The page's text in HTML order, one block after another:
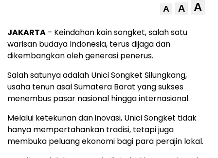
A A A
JAKARTA– Keindahan kain songket, salah satu
warisan budaya Indonesia, terus dijaga dan
dikembangkan oleh generasi penerus.
Salah satunya adalah Unici Songket Silungkang,
usaha tenun asal Sumatera Barat yang sukses
menembus pasar nasional hingga internasional.
Melalui ketekunan dan inovasi, Unici Songket tidak
hanya mempertahankan tradisi, tetapi juga
membuka peluang ekonomi bagi para perajin lokal.